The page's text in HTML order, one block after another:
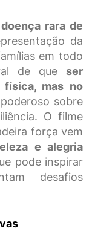
doença rara de
da
em todo
de que ser
física, mas no
sobre
O filme
força vem
e alegria
pode inspirar
desafios